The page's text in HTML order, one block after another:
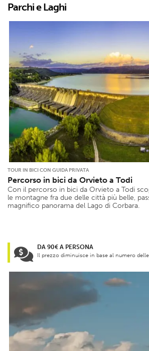
Parchi e Laghi
TOUR IN BICI CON GUIDA PRIVATA
Percorso in bici da Orvieto a Todi
Con il percorso in bici da Orvieto a Todi
le montagne fra due delle città più belle,
magnifico panorama del Lago di Corbara.
DA 90€ A PERSONA
Il prezzo diminuisce in base al numero